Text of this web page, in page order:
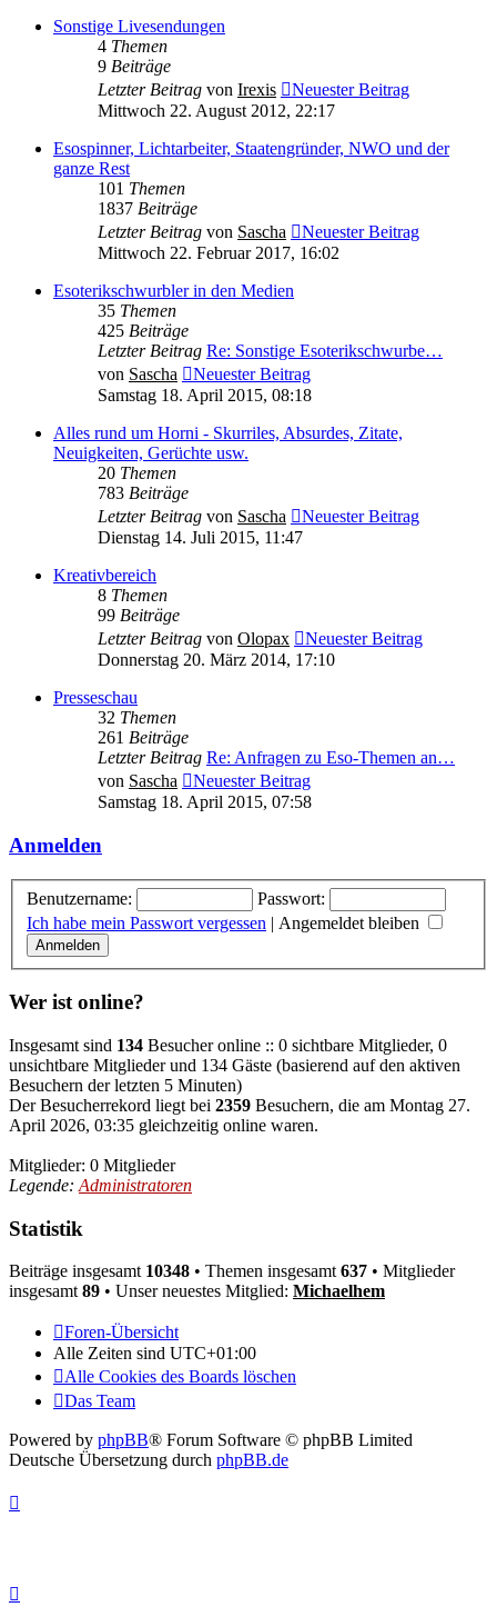
Sonstige Livesendungen
4 Themen
9 Beiträge
Letzter Beitrag von Irexis
Neuester Beitrag
Mittwoch 22. August 2012, 22:17
Esospinner, Lichtarbeiter, Staatengründer, NWO und der
ganze Rest
101 Themen
1837 Beiträge
Letzter Beitrag von Sascha
Neuester Beitrag
Mittwoch 22. Februar 2017, 16:02
Esoterikschwurbler in den Medien
35 Themen
425 Beiträge
Letzter Beitrag Re: Sonstige Esoterikschwurbe…
von Sascha
Neuester Beitrag
Samstag 18. April 2015, 08:18
Alles rund um Horni - Skurriles, Absurdes, Zitate,
Neuigkeiten, Gerüchte usw.
20 Themen
783 Beiträge
Letzter Beitrag von Sascha
Neuester Beitrag
Dienstag 14. Juli 2015, 11:47
Kreativbereich
8 Themen
99 Beiträge
Letzter Beitrag von Olopax
Neuester Beitrag
Donnerstag 20. März 2014, 17:10
Presseschau
32 Themen
261 Beiträge
Letzter Beitrag Re: Anfragen zu Eso-Themen an…
von Sascha
Neuester Beitrag
Samstag 18. April 2015, 07:58
Anmelden
Benutzername:
Passwort:
Ich habe mein Passwort vergessen | Angemeldet bleiben
Wer ist online?
Insgesamt sind 134 Besucher online :: 0 sichtbare Mitglieder, 0
unsichtbare Mitglieder und 134 Gäste (basierend auf den aktiven
Besuchern der letzten 5 Minuten)
Der Besucherrekord liegt bei 2359 Besuchern, die am Montag 27.
April 2026, 03:35 gleichzeitig online waren.
Mitglieder: 0 Mitglieder
Legende: Administratoren
Statistik
Beiträge insgesamt 10348 • Themen insgesamt 637 • Mitglieder
insgesamt 89 • Unser neuestes Mitglied: Michaelhem
Foren-Übersicht
Alle Zeiten sind UTC+01:00
Alle Cookies des Boards löschen
Das Team
Powered by phpBB® Forum Software © phpBB Limited
Deutsche Übersetzung durch phpBB.de